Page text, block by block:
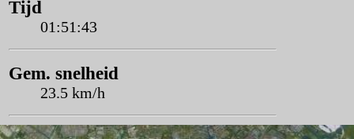
Tijd
01:51:43
Gem. snelheid
23.5 km/h